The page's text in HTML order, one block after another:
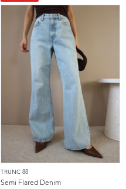
TRUNC 88
Semi Flared Denim